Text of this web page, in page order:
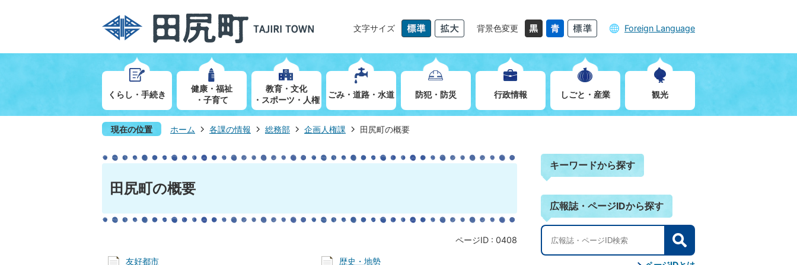
文字サイズ 背景色変更 Foreign Language
くらし・手続き
健康・福祉
・子育て
教育・文化
・スポーツ・人権
ごみ・道路・水道 防犯・防災 行政情報 しごと・産業 観光
現在の位置 ホーム 各課の情報 総務部 企画人権課 田尻町の概要
田尻町の概要
ページID : 0408
友好都市 歴史・地勢
キーワードから探す
広報誌・ページIDから探す
検
索